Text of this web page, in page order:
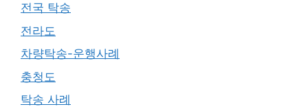
전국 탁송
전라도
차량탁송-운행사례
충청도
탁송 사례